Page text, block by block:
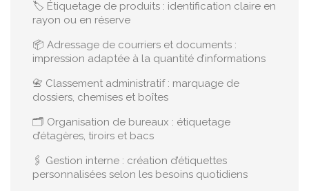
🏷️ Étiquetage de produits : identification claire en
rayon ou en réserve
📦 Adressage de courriers et documents :
impression adaptée à la quantité d’informations
📇 Classement administratif : marquage de
dossiers, chemises et boîtes
🗂️ Organisation de bureaux : étiquetage
d’étagères, tiroirs et bacs
🖇️ Gestion interne : création d’étiquettes
personnalisées selon les besoins quotidiens